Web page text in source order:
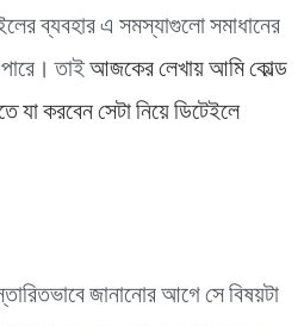
ব্যবহার এ সমস্যাগুলো সমাধানের
তাই আজকের লেখায় আমি কোল্ড
যা করবেন সেটা নিয়ে ডিটেইলে
জানানোর আগে সে বিষয়টা